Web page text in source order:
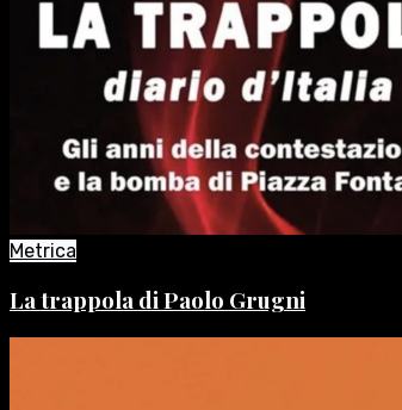
Metrica
La trappola di Paolo Grugni